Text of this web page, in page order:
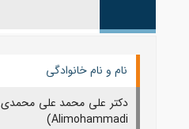
نام و نام خانوادگی
Alimohammadi)